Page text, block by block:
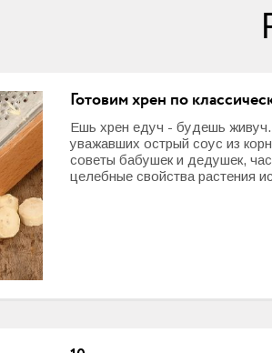
Готовим хрен по
Ешь хрен едуч - будешь живуч.
уважавших острый соус из
советы бабушек и дедушек,
целебные свойства растения